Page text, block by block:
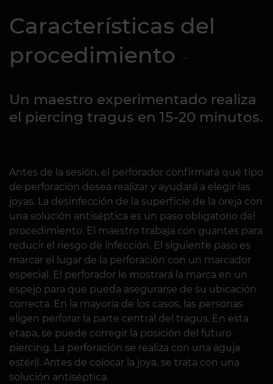
Características del
procedimiento
Un maestro experimentado realiza
el piercing tragus en 15-20 minutos.
Antes de la sesión, el perforador confirmará qué tipo
de perforación desea realizar y ayudará a elegir las
joyas. La desinfección de la superficie de la oreja con
una solución antiséptica es un paso obligatorio del
procedimiento. El maestro trabaja con guantes para
reducir el riesgo de infección. El siguiente paso es
marcar el lugar de la perforación con un marcador
especial. El perforador le mostrará la marca en un
espejo para que pueda asegurarse de su ubicación
correcta. En la mayoría de los casos, las personas
eligen perforar la parte central del tragus. En esta
etapa, se puede corregir la posición del futuro
piercing. La perforación se realiza con una aguja
estéril. Antes de colocar la joya, se trata con una
solución antiséptica.